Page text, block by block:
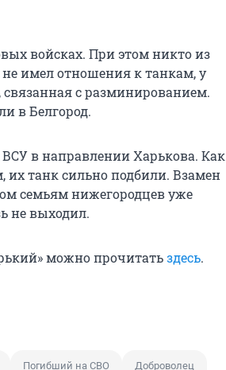
войсках. При этом никто из
имел отношения к танкам, у
с разминированием.
в Белгород.
в направлении Харькова. Как
танк сильно подбили. Взамен
семьям нижегородцев уже
не выходил.
можно прочитатьздесь.
Погибший на СВО Доброволец